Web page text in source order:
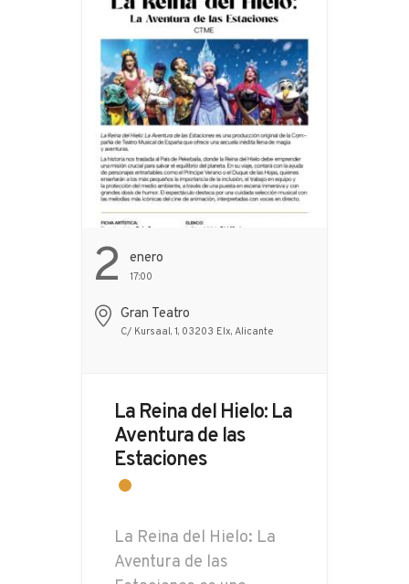
2 Enero
17:00
Gran Teatro
C/ Kursaal, 1, 03203 Elx, Alicante
La Reina del Hielo: La
Aventura de las
Estaciones
La Reina del Hielo: La
Aventura de las